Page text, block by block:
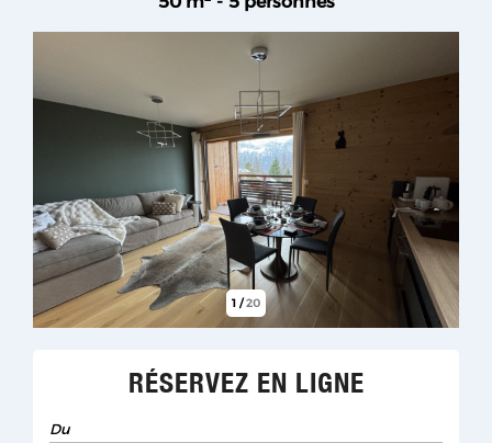
1 /20
RÉSERVEZ EN LIGNE
Du